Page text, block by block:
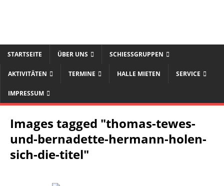
STARTSEITE ÜBER UNS SCHIESSGRUPPEN
AKTIVITÄTEN TERMINE HALLE MIETEN SERVICE
IMPRESSUM
Images tagged "thomas-tewes-
und-bernadette-hermann-holen-
sich-die-titel"